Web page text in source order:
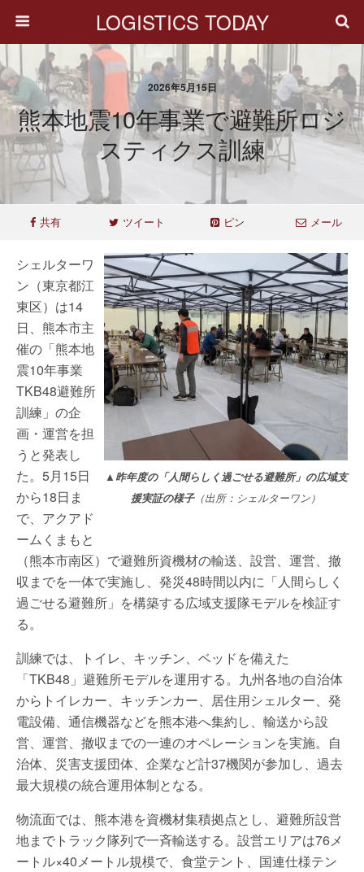
LOGISTICS TODAY
2026年5月15日
熊本地震10年事業で避難所ロジ
スティクス訓練
共有 ツイート ピン メール
▲昨年度の「人間らしく過ごせる避難所」の広域支
援実証の様子（出所：シェルターワン）
シェルターワ
ン（東京都江
東区）は14
日、熊本市主
催の「熊本地
震10年事業
TKB48避難所
訓練」の企
画・運営を担
うと発表し
た。5月15日
から18日ま
で、アクアド
ームくまもと
（熊本市南区）で避難所資機材の輸送、設営、運営、撤
収までを一体で実施し、発災48時間以内に「人間らしく
過ごせる避難所」を構築する広域支援隊モデルを検証す
る。
訓練では、トイレ、キッチン、ベッドを備えた
「TKB48」避難所モデルを運用する。九州各地の自治体
からトイレカー、キッチンカー、居住用シェルター、発
電設備、通信機器などを熊本港へ集約し、輸送から設
営、運営、撤収までの一連のオペレーションを実施。自
治体、災害支援団体、企業など計37機関が参加し、過去
最大規模の統合運用体制となる。
物流面では、熊本港を資機材集積拠点とし、避難所設営
地までトラック隊列で一斉輸送する。設営エリアは76メ
ートル×40メートル規模で、食堂テント、国連仕様テン